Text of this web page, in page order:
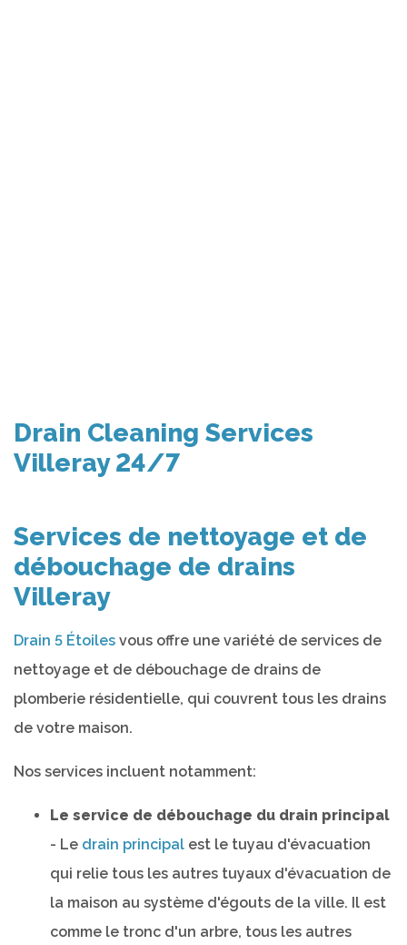
Drain Cleaning Services
Villeray 24/7
Services de nettoyage et de
débouchage de drains
Villeray
Drain 5 Étoiles vous offre une variété de services de
nettoyage et de débouchage de drains de
plomberie résidentielle, qui couvrent tous les drains
de votre maison.
Nos services incluent notamment:
Le service de débouchage du drain principal
- Le drain principal est le tuyau d'évacuation
qui relie tous les autres tuyaux d'évacuation de
la maison au système d'égouts de la ville. Il est
comme le tronc d'un arbre, tous les autres